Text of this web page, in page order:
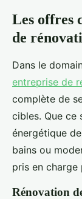
Les offres
de
Dans le
entreprise de
complète de
cibles. Que
énergétique
bains ou
pris en charge
Rénovation